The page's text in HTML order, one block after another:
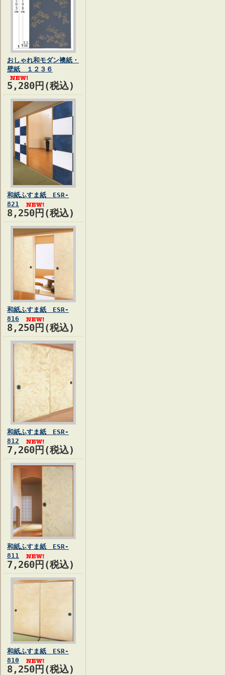
おしゃれ和モダン襖紙・
壁紙 １２３６
5,280円(税込)
和紙ふすま紙 ESR-
821
8,250円(税込)
和紙ふすま紙 ESR-
816
8,250円(税込)
和紙ふすま紙 ESR-
812
7,260円(税込)
和紙ふすま紙 ESR-
811
7,260円(税込)
和紙ふすま紙 ESR-
810
8,250円(税込)